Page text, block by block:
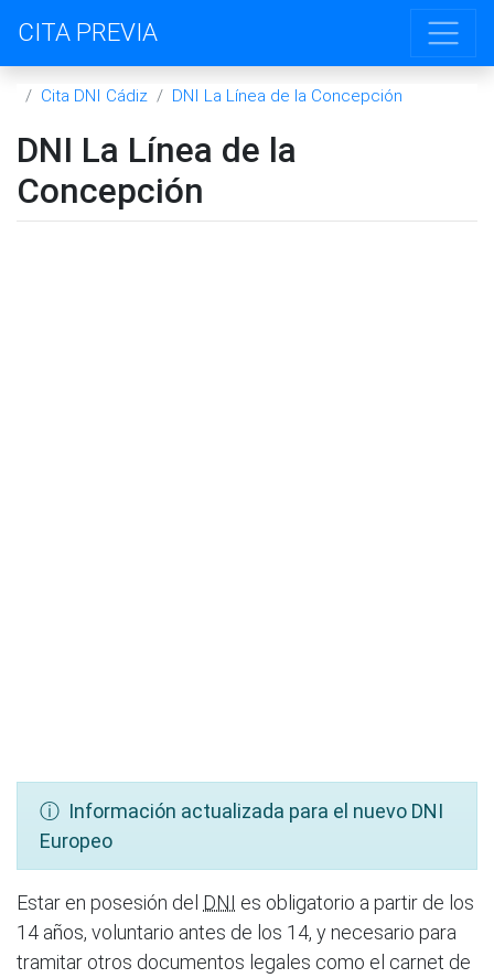
CITA PREVIA
Cita DNI Cádiz DNI La Línea de la Concepción
DNI La Línea de la
Concepción
ⓘ Información actualizada para el nuevo DNI
Europeo
Estar en posesión del DNI es obligatorio a partir de los
14 años, voluntario antes de los 14, y necesario para
tramitar otros documentos legales como el carnet de